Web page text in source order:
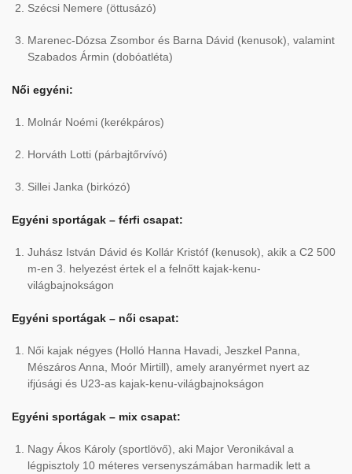
Szécsi Nemere (öttusázó)
Marenec-Dózsa Zsombor és Barna Dávid (kenusok), valamint
Szabados Ármin (dobóatléta)
Női egyéni:
Molnár Noémi (kerékpáros)
Horváth Lotti (párbajtőrvívó)
Sillei Janka (birkózó)
Egyéni sportágak – férfi csapat:
Juhász István Dávid és Kollár Kristóf (kenusok), akik a C2 500
m-en 3. helyezést értek el a felnőtt kajak-kenu-
világbajnokságon
Egyéni sportágak – női csapat:
Női kajak négyes (Holló Hanna Havadi, Jeszkel Panna,
Mészáros Anna, Moór Mirtill), amely aranyérmet nyert az
ifjúsági és U23-as kajak-kenu-világbajnokságon
Egyéni sportágak – mix csapat:
Nagy Ákos Károly (sportlövő), aki Major Veronikával a
légpisztoly 10 méteres versenyszámában harmadik lett a